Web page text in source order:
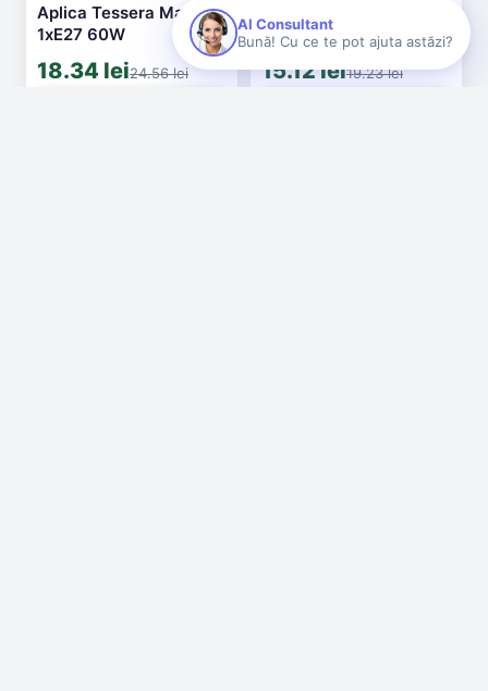
Aplica Tessera Maro
1xE27 60W
18.34 lei24.56 lei
14.4W Verde IP68
15.12 lei19.23 lei
AI Consultant
Bună! Cu ce te pot ajuta astăzi?